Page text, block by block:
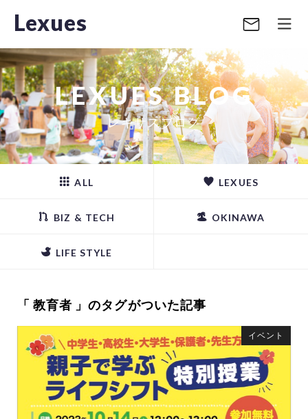
Lexues
LEXUES BLOG
レキサスブログ
ALL LEXUES
BIZ & TECH OKINAWA
LIFE STYLE
「 教育者 」のタグがついた記事
イベント